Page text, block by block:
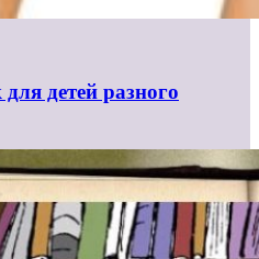
детей разного